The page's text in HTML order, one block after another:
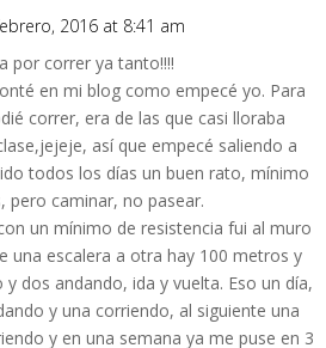
2016 at 8:41 am
por correr ya tanto!!!!
en mi blog como empecé yo. Para
correr, era de las que casi lloraba
así que empecé saliendo a
todos los días un buen rato, mínimo
pero caminar, no pasear.
un mínimo de resistencia fui al muro
una escalera a otra hay 100 metros y
dos andando, ida y vuelta. Eso un día,
y una corriendo, al siguiente una
y en una semana ya me puse en 3